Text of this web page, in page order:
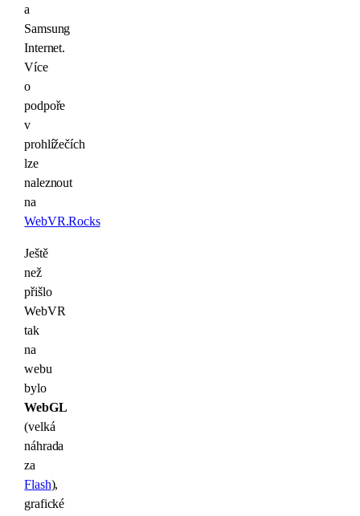
a
Samsung
Internet.
Více
o
podpoře
v
prohlížečích
lze
naleznout
na
WebVR.Rocks
Ještě
než
přišlo
WebVR
tak
na
webu
bylo
WebGL
(velká
náhrada
za
Flash),
grafické